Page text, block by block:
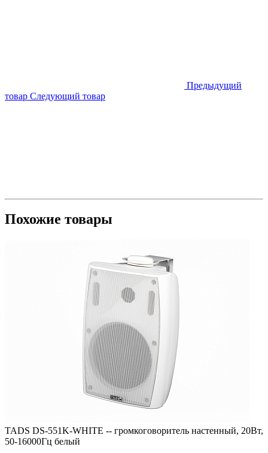
Предыдущий
товар Следующий товар
Похожие товары
TADS DS-551K-WHITE -- громкоговоритель настенный, 20Вт,
50-16000Гц белый